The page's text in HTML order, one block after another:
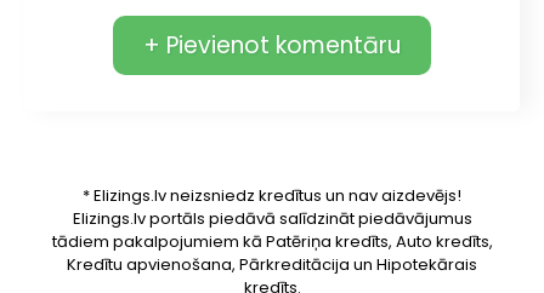
+ Pievienot komentāru
* Elizings.lv neizsniedz kredītus un nav aizdevējs!
Elizings.lv portāls piedāvā salīdzināt piedāvājumus
tādiem pakalpojumiem kā Patēriņa kredīts, Auto kredīts,
Kredītu apvienošana, Pārkreditācija un Hipotekārais
kredīts.